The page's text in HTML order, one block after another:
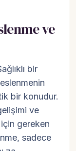
ve
bir
bir konudur.
ve
gereken
sadece